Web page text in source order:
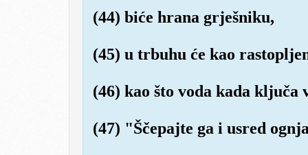
(44) biće hrana grješniku,
(45) u trbuhu će kao
(46) kao što voda kada ključa
(47) "Ščepajte ga i usred